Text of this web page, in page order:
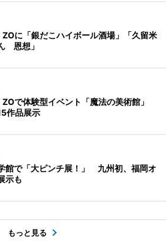
ZOに「銀だこハイボール酒場」「久留米
恩想」
ZOで体験型イベント「魔法の美術館」
作品展示
館で「大ピンチ展！」 九州初、福岡オ
示も
もっと見る